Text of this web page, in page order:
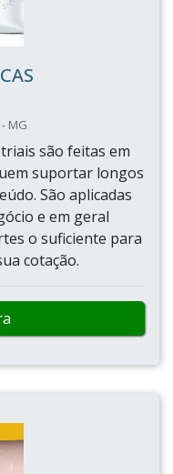
MG
são feitas em
suportar longos
São aplicadas
e em geral
o suficiente para
cotação.